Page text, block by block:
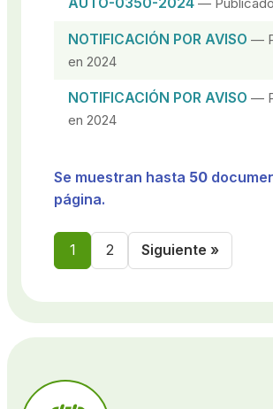
NOTIFICACIÓN POR AVISO —
en 2024
NOTIFICACIÓN POR AVISO —
en 2024
Se muestran hasta 50
página.
1 2 Siguiente »